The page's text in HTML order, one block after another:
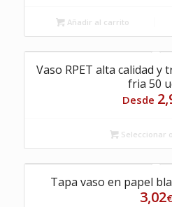
Añadir al carrito
Vaso RPET alta calidad y
fria 50
Desde
Seleccionar
Tapa vaso en papel
3,02€